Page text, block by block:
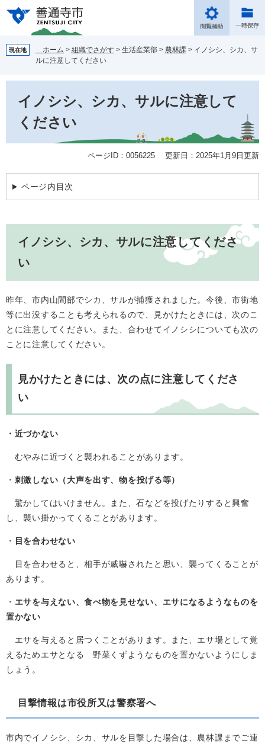
の
先
で
ー
を
ば
へ
現在地 ホーム > 組織でさがす > 生活産業部 > 農林課 > イノシシ、シカ、サ
ルに注意してください
イノシシ、シカ、サルに注意して
ください
ページID：0056225 更新日：2025年1月9日更新
ページ内目次
イノシシ、シカ、サルに注意してくださ
い
昨年、市内山間部でシカ、サルが捕獲されました。今後、市街地
等に出没することも考えられるので、見かけたときには、次のこ
とに注意してください。また、合わせてイノシシについても次の
ことに注意してください。
見かけたときには、次の点に注意してくださ
い
・近づかない
むやみに近づくと襲われることがあります。
・ 刺激しない（大声を出す、物を投げる等）
驚かしてはいけません。また、石などを投げたりすると興奮
し、襲い掛かってくることがあります。
・ 目を合わせない
目を合わせると、相手が威嚇されたと思い、襲ってくることが
あります。
・ エサを与えない、食べ物を見せない、エサになるようなものを
置かない
エサを与えると居つくことがあります。また、エサ場として覚
えるためエサとなる 野菜くずようなものを置かないようにしま
しょう。
目撃情報は市役所又は警察署へ
市内でイノシシ、シカ、サルを目撃した場合は、農林課までご連